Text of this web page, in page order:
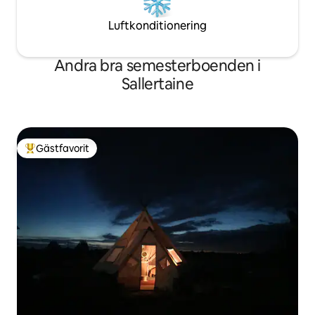
Luftkonditionering
Andra bra semesterboenden i
Sallertaine
Populär gästfavorit
Gästfavorit